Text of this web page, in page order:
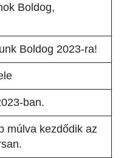
Boldog,
Boldog 2023-ra!
ban.
múlva kezdődik az